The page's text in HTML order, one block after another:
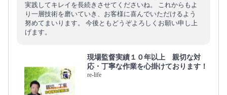
実践してキレイを長続きさせてくださいね。 これからもよ
り一層技術を磨いていき、お客様に喜んでいただけるよう
努めてまいります。 今後ともどうぞよろしくお願い申し上
げます。
現場監督実績１０年以上 親切な対
応・丁寧な作業を心掛けております！
re-life